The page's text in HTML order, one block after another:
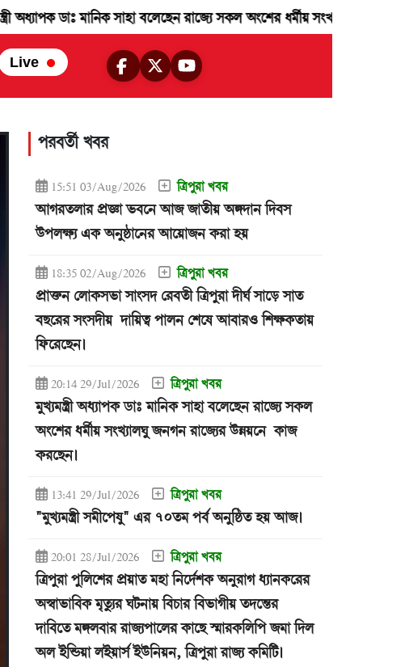
সাহা বলেছেন রাজ্যে সকল অংশের ধর্মীয় সংখ্যালঘু জনগন রাজ্যের উন্নয়নে
Live
পরবর্তী খবর
15:51 03/Aug/2026 ত্রিপুরা খবর
আগরতলার প্রজ্ঞা ভবনে আজ জাতীয় অঙ্গদান দিবস
উপলক্ষ্য এক অনুষ্ঠানের আয়োজন করা হয়
18:35 02/Aug/2026 ত্রিপুরা খবর
প্রাক্তন লোকসভা সাংসদ রেবতী ত্রিপুরা দীর্ঘ সাড়ে সাত
বছরের সংসদীয় দায়িত্ব পালন শেষে আবারও শিক্ষকতায়
ফিরেছেন।
20:14 29/Jul/2026 ত্রিপুরা খবর
মুখ্যমন্ত্রী অধ্যাপক ডাঃ মানিক সাহা বলেছেন রাজ্যে সকল
অংশের ধর্মীয় সংখ্যালঘু জনগন রাজ্যের উন্নয়নে কাজ
করছেন।
13:41 29/Jul/2026 ত্রিপুরা খবর
"মুখ্যমন্ত্রী সমীপেষু" এর ৭০তম পর্ব অনুষ্ঠিত হয় আজ।
20:01 28/Jul/2026 ত্রিপুরা খবর
ত্রিপুরা পুলিশের প্রয়াত মহা নির্দেশক অনুরাগ ধ্যানকরের
অস্বাভাবিক মৃত্যুর ঘটনায় বিচার বিভাগীয় তদন্তের
দাবিতে মঙ্গলবার রাজ্যপালের কাছে স্মারকলিপি জমা দিল
অল ইন্ডিয়া লইয়ার্স ইউনিয়ন, ত্রিপুরা রাজ্য কমিটি।